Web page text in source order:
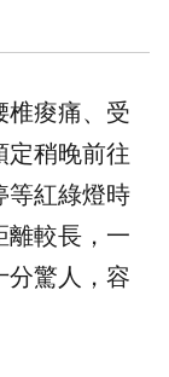
椎痠痛、受
定稍晚前往
等紅綠燈時
離較長，一
分驚人，容